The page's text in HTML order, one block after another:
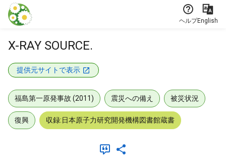
本文に飛ぶ
ヘルプEnglish
X-RAY SOURCE.
提供元サイトで表示
福島第一原発事故 (2011) 震災への備え 被災状況
復興 収録:日本原子力研究開発機構図書館蔵書